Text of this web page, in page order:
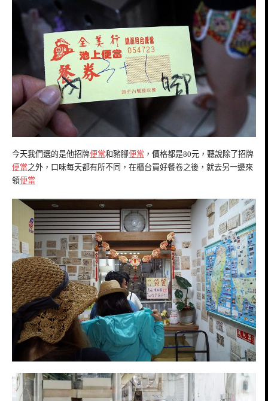
今天我們選的是他招牌便當和豬腳便當 ，價格都是80元，聽說除了招牌
便當之外，口味每天都有所不同，在櫃台買好餐卷之後，就去另一邊來
領便當